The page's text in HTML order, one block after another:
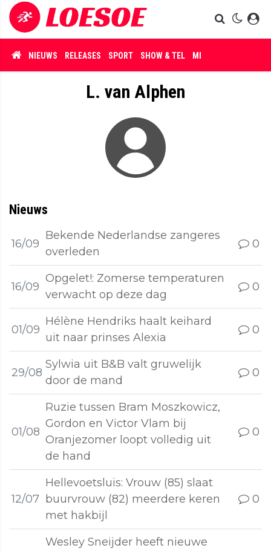
NIEUWS RELEASES SPORT SHOW & TEL MISDAAD
L. van Alphen
Nieuws
16/09
Bekende Nederlandse zangeres
overleden
0
16/09
Opgelet!: Zomerse temperaturen
verwacht op deze dag
0
01/09
Hélène Hendriks haalt keihard
uit naar prinses Alexia
0
29/08
Sylwia uit B&B valt gruwelijk
door de mand
0
01/08
Ruzie tussen Bram Moszkowicz,
Gordon en Victor Vlam bij
Oranjezomer loopt volledig uit
de hand
0
12/07
Hellevoetsluis: Vrouw (85) slaat
buurvrouw (82) meerdere keren
met hakbijl
0
Wesley Sneijder heeft nieuwe